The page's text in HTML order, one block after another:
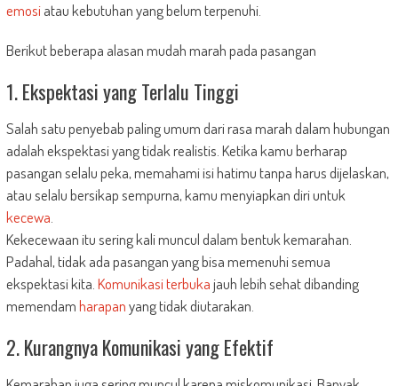
emosiatau kebutuhan yang belum terpenuhi.
Berikut beberapa alasan mudah marah pada pasangan
1. Ekspektasi yang Terlalu Tinggi
Salah satu penyebab paling umum dari rasa marah dalam hubungan
adalah ekspektasi yang tidak realistis. Ketika kamu berharap
pasangan selalu peka, memahami isi hatimu tanpa harus dijelaskan,
atau selalu bersikap sempurna, kamu menyiapkan diri untuk
kecewa
Kekecewaan itu sering kali muncul dalam bentuk kemarahan.
Padahal, tidak ada pasangan yang bisa memenuhi semua
ekspektasi kita. Komunikasi terbukajauh lebih sehat dibanding
memendamharapanyang tidak diutarakan.
2. Kurangnya Komunikasi yang Efektif